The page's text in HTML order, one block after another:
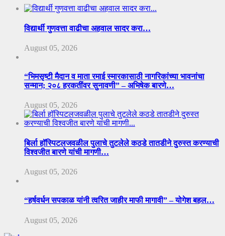
विद्यार्थी गुणवत्ता वाढीचा अहवाल सादर करा…
August 05, 2026
“भिमसृष्टी मैदान व माता रमाई स्मारकासाठी नागरिकांच्या भावनांचा
सन्मान; २०८ हरकतींवर सुनावणी” – अभिषेक बारणे…
August 05, 2026
बिर्ला हॉस्पिटलजवळील पुलाचे तुटलेले कठडे तातडीने दुरुस्त करण्याची
विश्वजीत बारणे यांची मागणी…
August 05, 2026
“हर्षवर्धन सपकाळ यांनी त्वरित जाहीर माफी मागावी” – योगेश बहल…
August 05, 2026